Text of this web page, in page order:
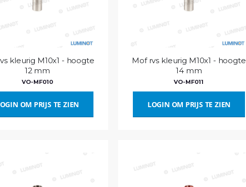
kleurig M10x1 - hoogte
12 mm
VO-MF010
OM PRIJS TE ZIEN
Mof rvs kleurig M10x1 - hoogte
14 mm
VO-MF011
LOGIN OM PRIJS TE ZIEN